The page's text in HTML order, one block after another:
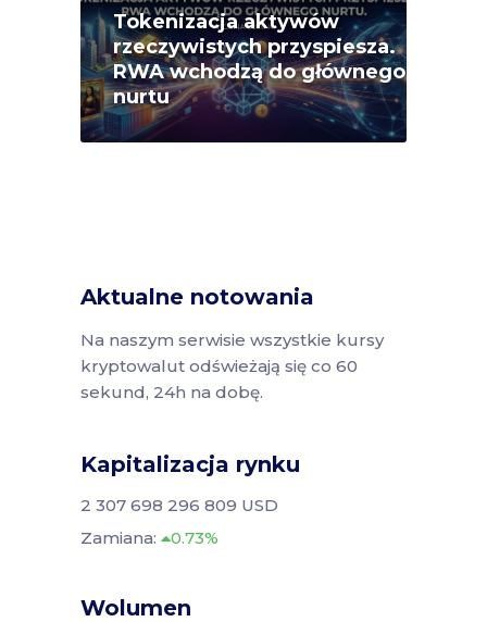
Tokenizacja aktywów
rzeczywistych przyspiesza.
RWA wchodzą do głównego
nurtu
Aktualne notowania
Na naszym serwisie wszystkie kursy
kryptowalut odświeżają się co 60
sekund, 24h na dobę.
Kapitalizacja rynku
2 307 698 296 809 USD
Zamiana:
0.73%
Wolumen